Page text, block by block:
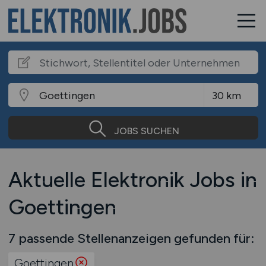
JOBS SUCHEN
Aktuelle Elektronik Jobs in
Goettingen
7 passende Stellenanzeigen gefunden für:
Goettingen